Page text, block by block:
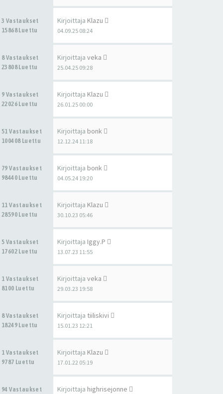
3 Vastaukset
15868 Luettu
Kirjoittaja Klazu
04.09.25 08:24
8 Vastaukset
23808 Luettu
Kirjoittaja veka
25.04.25 09:28
9 Vastaukset
22026 Luettu
Kirjoittaja Klazu
26.01.25 00:00
51 Vastaukset
100408 Luettu
Kirjoittaja bonk
12.12.24 11:18
79 Vastaukset
98440 Luettu
Kirjoittaja bonk
04.05.24 19:20
11 Vastaukset
28590 Luettu
Kirjoittaja Klazu
30.10.23 05:46
5 Vastaukset
17602 Luettu
Kirjoittaja Iggy.P
13.07.23 11:55
1 Vastaukset
8100 Luettu
Kirjoittaja veka
29.03.23 19:58
8 Vastaukset
18249 Luettu
Kirjoittaja tiiliskivi
15.01.23 12:21
1 Vastaukset
9787 Luettu
Kirjoittaja Klazu
17.01.22 05:19
94 Vastaukset
Kirjoittaja highrisejonne